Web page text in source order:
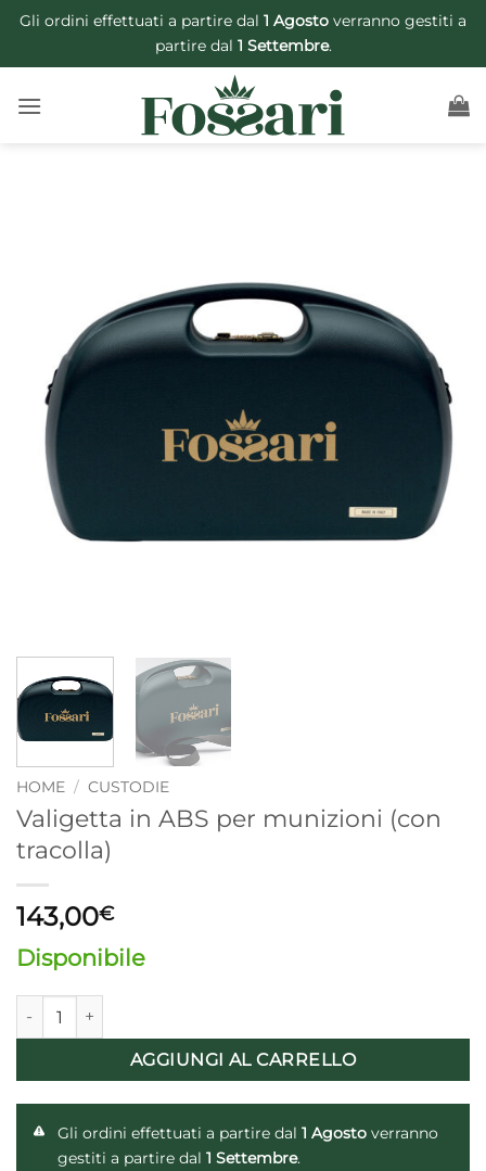
Salta
contenuti
Gli ordini effettuati a partire dal 1 Agosto verranno gestiti a
partire dal 1 Settembre.
HOME / CUSTODIE
Valigetta in ABS per munizioni (con
tracolla)
143,00€
Disponibile
Valigetta in ABS per munizioni (con tracolla) quantità
AGGIUNGI AL CARRELLO
Gli ordini effettuati a partire dal1 Agosto verranno
gestiti a partire dal1 Settembre.